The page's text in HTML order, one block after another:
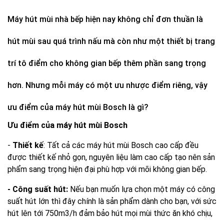
Máy hút mùi nhà bếp hiện nay không chỉ đơn thuần là
hút mùi sau quá trình nấu mà còn như một thiết bị trang
trí tô điểm cho không gian bếp thêm phần sang trọng
hơn. Nhưng mỗi máy có một ưu nhược điểm riêng, vậy
ưu điểm của máy hút mùi Bosch là gì?
Ưu điểm của máy hút mùi Bosch
- Thiết kế: Tất cả các máy hút mùi Bosch cao cấp đều
được thiết kế nhỏ gọn, nguyên liệu làm cao cấp tạo nên sản
phẩm sang trọng hiện đại phù hợp với mõi không gian bếp.
- Công suất hút: Nếu bạn muốn lựa chọn một máy có công
suất hút lớn thì đây chính là sản phẩm dành cho bạn, với sức
hút lên tới 750m3/h đảm bảo hút mọi mùi thức ăn khó chịu,